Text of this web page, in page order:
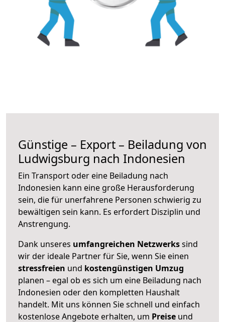
Günstige – Export – Beiladung von
Ludwigsburg nach Indonesien
Ein Transport oder eine Beiladung nach
Indonesien kann eine große Herausforderung
sein, die für unerfahrene Personen schwierig zu
bewältigen sein kann. Es erfordert Disziplin und
Anstrengung.
Dank unseres umfangreichen Netzwerkssind
wir der ideale Partner für Sie, wenn Sie einen
stressfreien und kostengünstigen Umzug
planen – egal ob es sich um eine Beiladung nach
Indonesien oder den kompletten Haushalt
handelt. Mit uns können Sie schnell und einfach
kostenlose Angebote erhalten, um Preise und